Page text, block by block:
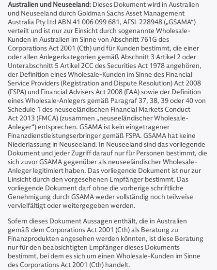
Australien und Neuseeland: Dieses Dokument wird in Australien
und Neuseeland durch Goldman Sachs Asset Management
Australia Pty Ltd ABN 41 006 099 681, AFSL 228948 („GSAMA“)
verteilt und ist nur zur Einsicht durch sogenannte Wholesale-
Kunden in Australien im Sinne von Abschnitt 761G des
Corporations Act 2001 (Cth) und für Kunden bestimmt, die einer
oder allen Anlegerkategorien gemäß Abschnitt 3 Artikel 2 oder
Unterabschnitt 5 Artikel 2CC des Securities Act 1978 angehören,
der Definition eines Wholesale-Kunden im Sinne des Financial
Service Providers (Registration and Dispute Resolution) Act 2008
(FSPA) und Financial Advisers Act 2008 (FAA) sowie der Definition
eines Wholesale-Anlegers gemäß Paragraf 37, 38, 39 oder 40 von
Schedule 1 des neuseeländischen Financial Markets Conduct
Act 2013 (FMCA) (zusammen „neuseeländischer Wholesale-
Anleger“) entsprechen. GSAMA ist kein eingetragener
Finanzdienstleistungserbringer gemäß FSPA. GSAMA hat keine
Niederlassung in Neuseeland. In Neuseeland sind das vorliegende
Dokument und jeder Zugriff darauf nur für Personen bestimmt, die
sich zuvor GSAMA gegenüber als neuseeländischer Wholesale-
Anleger legitimiert haben. Das vorliegende Dokument ist nur zur
Einsicht durch den vorgesehenen Empfänger bestimmt. Das
vorliegende Dokument darf ohne die vorherige schriftliche
Genehmigung durch GSAMA weder vollständig noch teilweise
vervielfältigt oder weitergegeben werden.
Sofern dieses Dokument Aussagen enthält, die in Australien
gemäß dem Corporations Act 2001 (Cth) als Beratung zu
Finanzprodukten angesehen werden könnten, ist diese Beratung
nur für den beabsichtigten Empfänger dieses Dokuments
bestimmt, bei dem es sich um einen Wholesale-Kunden im Sinne
des Corporations Act 2001 (Cth) handelt.